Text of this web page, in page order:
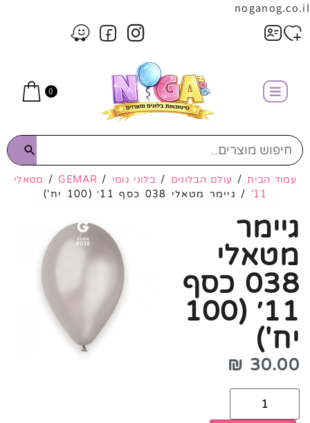
noganog.co.il
0
עמוד הבית/ עולם הבלונים /בלוני גומי /
GEMAR
/ מטאלי
11'
/ גיימר מטאלי 038 כסף 11׳ (100 יח')
גיימר
מטאלי
038 כסף
11׳ (100
יח')
30.00
₪